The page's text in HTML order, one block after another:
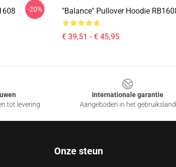
-20% "Balance" Pullover Hoodie
€ 39,51 - € 45,95
tot levering
Internationale garantie
Aangeboden in het gebruiksland
Onze steun